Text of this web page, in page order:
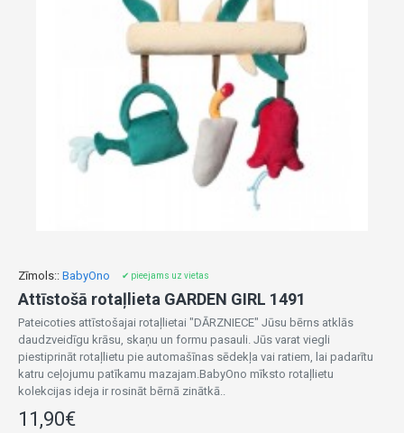
Zīmols:: BabyOno ✔ pieejams uz vietas
Attīstošā rotaļlieta GARDEN GIRL 1491
Pateicoties attīstošajai rotaļlietai "DĀRZNIECE" Jūsu bērns atklās
daudzveidīgu krāsu, skaņu un formu pasauli. Jūs varat viegli
piestiprināt rotaļlietu pie automašīnas sēdekļa vai ratiem, lai padarītu
katru ceļojumu patīkamu mazajam.BabyOno mīksto rotaļlietu
kolekcijas ideja ir rosināt bērnā zinātkā..
11,90€